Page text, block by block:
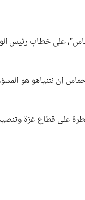
على خطاب رئيس
إن نتنياهو هو
على قطاع غزة